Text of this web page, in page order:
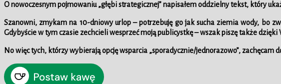
O nowoczesnym pojmowaniu „głębi strategicznej” napisałem oddzielny tekst, który
Szanowni, zmykam na 10-dniowy urlop – potrzebuję go jak sucha ziemia wody, bo
Gdybyście w tym czasie zechcieli wesprzeć moją publicystkę – wszak piszę także
No więc tych, którzy wybierają opcję wsparcia „sporadycznie/jednorazowo”,